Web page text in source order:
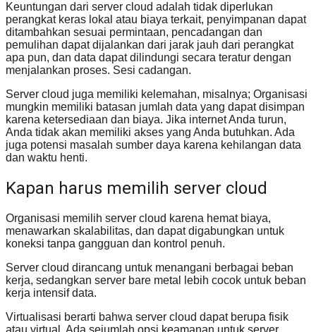
Keuntungan dari server cloud adalah tidak diperlukan
perangkat keras lokal atau biaya terkait, penyimpanan dapat
ditambahkan sesuai permintaan, pencadangan dan
pemulihan dapat dijalankan dari jarak jauh dari perangkat
apa pun, dan data dapat dilindungi secara teratur dengan
menjalankan proses. Sesi cadangan.
Server cloud juga memiliki kelemahan, misalnya; Organisasi
mungkin memiliki batasan jumlah data yang dapat disimpan
karena ketersediaan dan biaya. Jika internet Anda turun,
Anda tidak akan memiliki akses yang Anda butuhkan. Ada
juga potensi masalah sumber daya karena kehilangan data
dan waktu henti.
Kapan harus memilih server cloud
Organisasi memilih server cloud karena hemat biaya,
menawarkan skalabilitas, dan dapat digabungkan untuk
koneksi tanpa gangguan dan kontrol penuh.
Server cloud dirancang untuk menangani berbagai beban
kerja, sedangkan server bare metal lebih cocok untuk beban
kerja intensif data.
Virtualisasi berarti bahwa server cloud dapat berupa fisik
atau virtual. Ada sejumlah opsi keamanan untuk server